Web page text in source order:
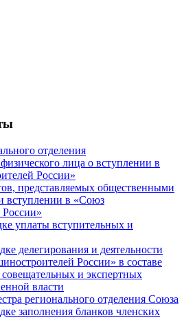
отделения
лица о вступлении в
России»
представляемых общественными
вступлении в «Союз
уплаты вступительных и
делегирования и деятельности
России» в составе
и экспертных
власти
регионального отделения Союза
заполнения бланков членских